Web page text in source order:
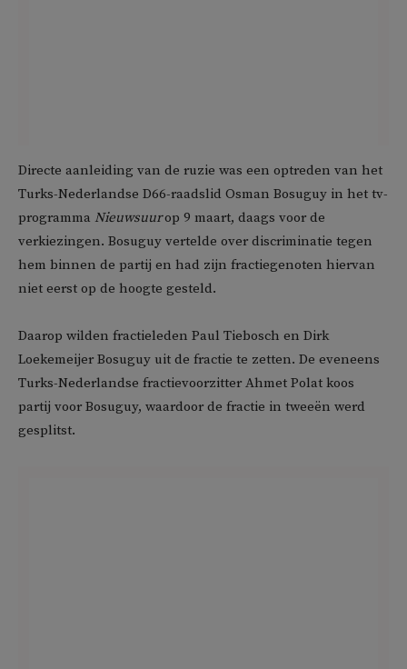
Directe aanleiding van de ruzie was een optreden van het
Turks-Nederlandse D66-raadslid Osman Bosuguy in het tv-
programma Nieuwsuurop 9 maart, daags voor de
verkiezingen. Bosuguy vertelde over discriminatie tegen
hem binnen de partij en had zijn fractiegenoten hiervan
niet eerst op de hoogte gesteld.
Daarop wilden fractieleden Paul Tiebosch en Dirk
Loekemeijer Bosuguy uit de fractie te zetten. De eveneens
Turks-Nederlandse fractievoorzitter Ahmet Polat koos
partij voor Bosuguy, waardoor de fractie in tweeën werd
gesplitst.